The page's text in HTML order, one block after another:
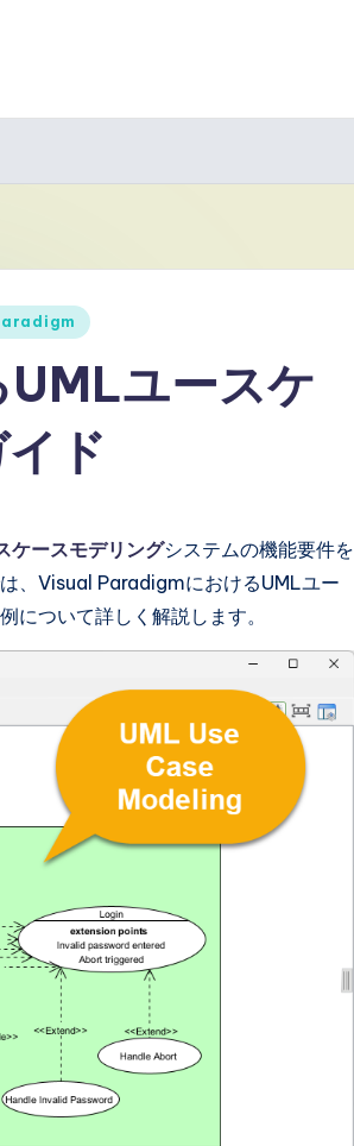
ユースケ
ド
ケースモデリングシステムの機能要件を
、Visual ParadigmにおけるUMLユー
について詳しく解説します。